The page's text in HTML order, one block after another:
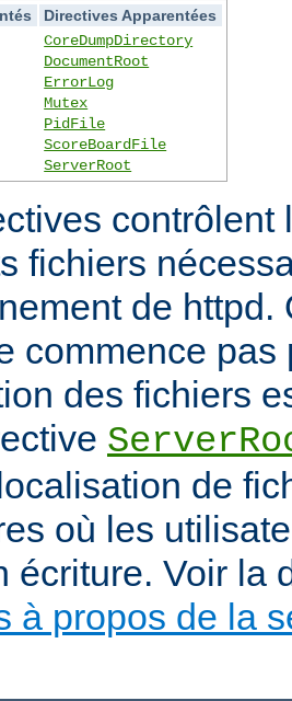
Directives Apparentées
CoreDumpDirectory
DocumentRoot
ErrorLog
Mutex
PidFile
ScoreBoardFile
ServerRoot
contrôlent
fichiers
de httpd.
commence pas
des fichiers
de
où les
écriture. Voir la
à propos de la